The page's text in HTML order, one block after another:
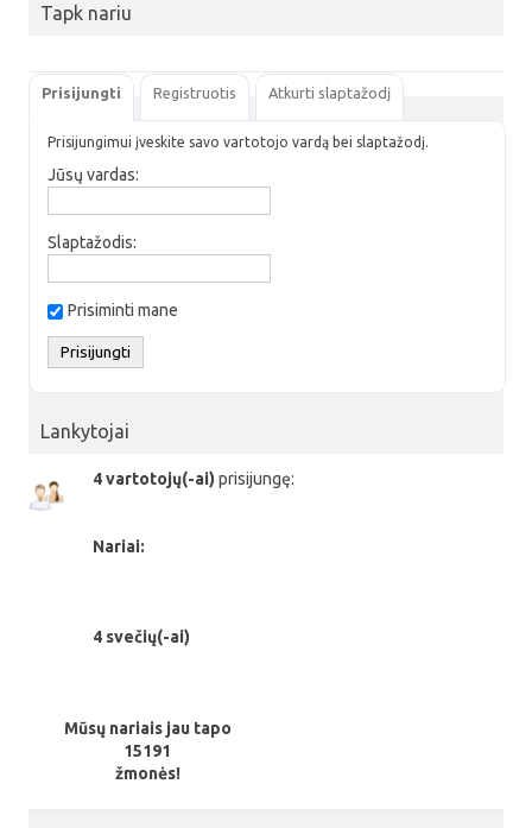
Tapk nariu
Prisijungti Registruotis Atkurti slaptažodį
Prisijungimui įveskite savo vartotojo vardą bei slaptažodį.
Jūsų vardas:
Slaptažodis:
Prisiminti mane
Lankytojai
4 vartotojų(-ai) prisijungę:
Nariai:
4 svečių(-ai)
Mūsų nariais jau tapo
15191
žmonės!